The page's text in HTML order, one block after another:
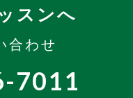
スンへ
合わせ
7011